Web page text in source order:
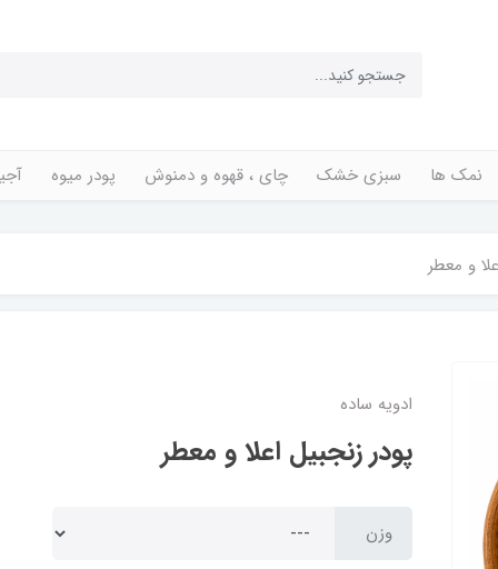
نمک ها سبزی خشک چای ، قهوه و دمنوش پودر میوه
و معطر
ادویه ساده
پودر زنجبیل اعلا و معطر
وزن